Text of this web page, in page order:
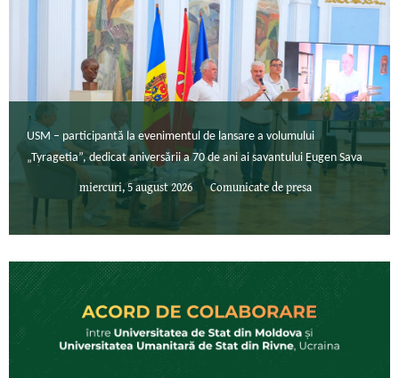
USM – participantă la evenimentul de lansare a volumului
„Tyragetia”, dedicat aniversării a 70 de ani ai savantului Eugen Sava
miercuri, 5 august 2026 Comunicate de presa